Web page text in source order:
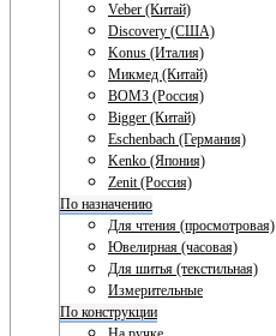
Veber (Китай)
Discovery (США)
Konus (Италия)
Микмед (Китай)
ВОМЗ (Россия)
Bigger (Китай)
Eschenbach (Германия)
Kenko (Япония)
Zenit (Россия)
По назначению
Для чтения (просмотровая)
Ювелирная (часовая)
Для шитья (текстильная)
Измерительные
По конструкции